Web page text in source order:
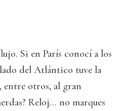
Si en París conocí a los
del Atlántico tuve la
otros, al gran
Reloj... no marques